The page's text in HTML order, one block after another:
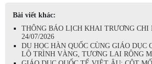
Bài viết khác:
THÔNG BÁO LỊCH KHAI TRƯƠNG CHI
24/07/2026
DU HỌC HÀN QUỐC CÙNG GIÁO DỤC
LỘ TRÌNH VÀNG, TƯƠNG LAI RỘNG